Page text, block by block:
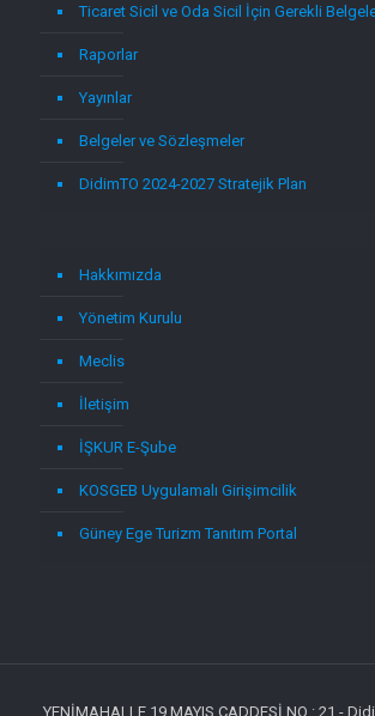
Ticaret Sicil ve Oda Sicil İçin Gerekli
Raporlar
Yayınlar
Belgeler ve Sözleşmeler
DidimTO 2024-2027 Stratejik Plan
Hakkımızda
Yönetim Kurulu
Meclis
İletişim
İŞKUR E-Şube
KOSGEB Uygulamalı Girişimcilik
Güney Ege Turizm Tanıtım Portal
YENİMAHALLE 19 MAYIS CADDESİ NO : 21 -